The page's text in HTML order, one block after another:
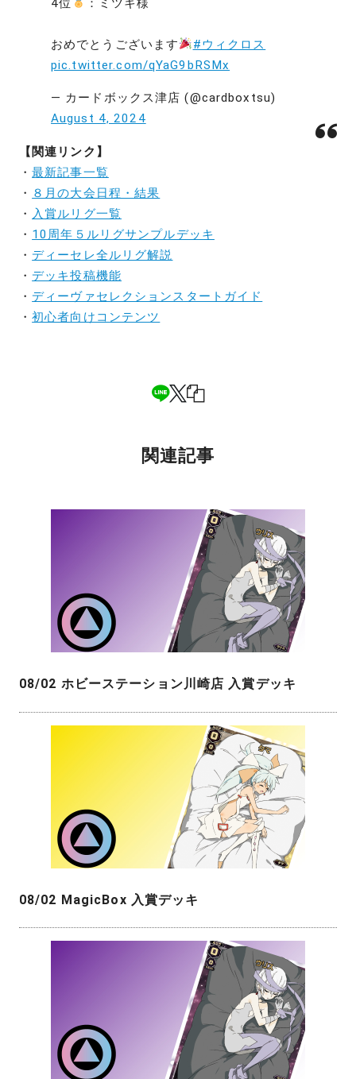
4位 ：ミツキ様
おめでとうございます
#ウィクロス
pic.twitter.com/qYaG9bRSMx
— カードボックス津店 (@cardboxtsu)
August 4, 2024
【関連リンク】
・最新記事一覧
・ ８月の大会日程・結果
・ 入賞ルリグ一覧
・ 10周年５ルリグサンプルデッキ
・ ディーセレ全ルリグ解説
・ デッキ投稿機能
・ ディーヴァセレクションスタートガイド
・初心者向けコンテンツ
関連記事
08/02 ホビーステーション川崎店 入賞デッキ
08/02 MagicBox 入賞デッキ